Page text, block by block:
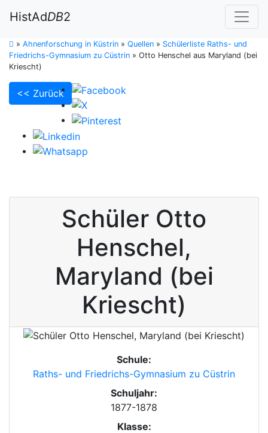
HistAdDB2
» Ahnenforschung in Küstrin » Quellen » Schülerliste Raths- und
Friedrichs-Gymnasium zu Cüstrin » Otto Henschel aus Maryland (bei
Kriescht)
<< Zurück
Schüler Otto
Henschel,
Maryland (bei
Kriescht)
Schule:
Raths- und Friedrichs-Gymnasium zu Cüstrin
Schuljahr:
1877-1878
Klasse: